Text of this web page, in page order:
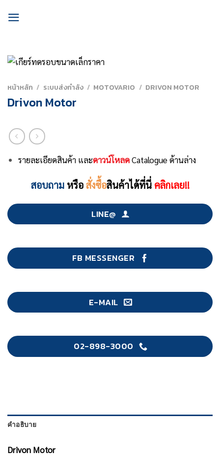
หน้าหลัก / ระบบส่งกำลัง / MOTOVARIO / DRIVON MOTOR
Drivon Motor
รายละเอียดสินค้า และดาวน์โหลดCatalogue ด้านล่าง
สอบถาม หรือ สั่งซื้อสินค้าได้ที่นี่ คลิกเลย!!
LINE@
FB MESSENGER
E-MAIL
02-898-3000
คำอธิบาย
Drivon Motor